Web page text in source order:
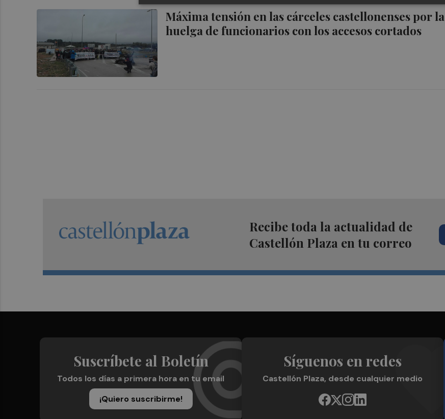
Máxima tensión en las cárceles castellonenses por la
huelga de funcionarios con los accesos cortados
Recibe toda la actualidad de
Castellón Plaza en tu correo
Suscríbete al Boletín
Todos los días a primera hora en tu email
¡Quiero suscribirme!
Síguenos en redes
Castellón Plaza, desde cualquier medio